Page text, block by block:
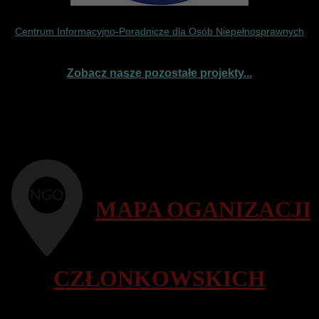
Centrum Informacyjno-Poradnicze dla Osób Niepełnosprawnych
Zobacz nasze pozostałe projekty...
MAPA OGANIZACJI
CZŁONKOWSKICH